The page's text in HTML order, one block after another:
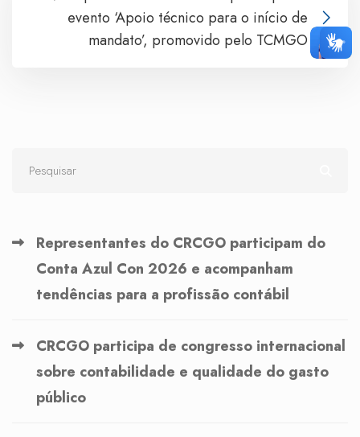
evento ‘Apoio técnico para o início de
mandato’, promovido pelo TCMGO
Representantes do CRCGO participam do
Conta Azul Con 2026 e acompanham
tendências para a profissão contábil
CRCGO participa de congresso internacional
sobre contabilidade e qualidade do gasto
público